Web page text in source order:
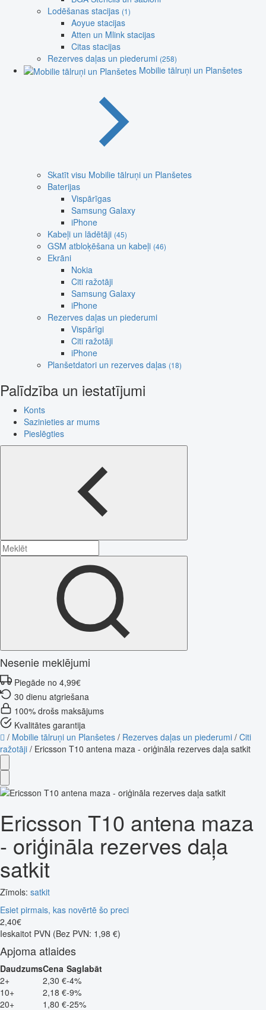
Lodēšanas stacijas (1)
Aoyue stacijas
Atten un Mlink stacijas
Citas stacijas
Rezerves daļas un piederumi (258)
Mobilie tālruņi un Planšetes
Skatīt visu Mobilie tālruņi un Planšetes
Baterijas
Vispārīgas
Samsung Galaxy
iPhone
Kabeļi un lādētāji (45)
GSM atbloķēšana un kabeļi (46)
Ekrāni
Nokia
Citi ražotāji
Samsung Galaxy
iPhone
Rezerves daļas un piederumi
Vispārīgi
Citi ražotāji
iPhone
Planšetdatori un rezerves daļas (18)
Palīdzība un iestatījumi
Konts
Sazinieties ar mums
Pieslēgties
Nesenie meklējumi
Piegāde no 4,99€
30 dienu atgriešana
100% drošs maksājums
Kvalitātes garantija
/ Mobilie tālruņi un Planšetes / Rezerves daļas un piederumi / Citi
ražotāji / Ericsson T10 antena maza - oriģināla rezerves daļa satkit
Ericsson T10 antena maza
- oriģināla rezerves daļa
satkit
Zīmols: satkit
Esiet pirmais, kas novērtē šo preci
2,40€
Ieskaitot PVN (Bez PVN: 1,98 €)
Apjoma atlaides
DaudzumsCena Saglabāt
2+
2,30 €-4%
10+
2,18 €-9%
20+
1,80 €-25%